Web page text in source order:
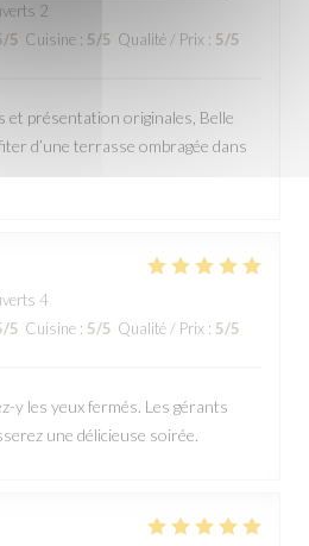
2
/5 Cuisine : 5/5 Qualité / Prix : 5/5
et présentation originales, Belle
d’une terrasse ombragée dans
4
/5 Cuisine : 5/5 Qualité / Prix : 5/5
y les yeux fermés. Les gérants
une délicieuse soirée.